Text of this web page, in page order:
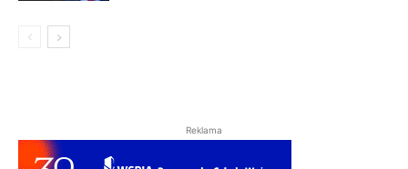
Reklama